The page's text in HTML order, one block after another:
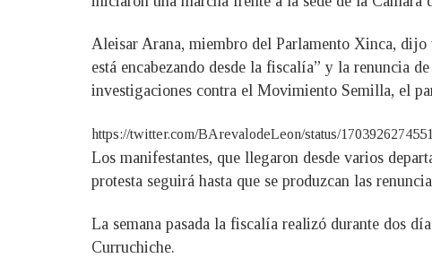
Aleisar Arana, miembro del Parlamento Xinca, dijo
está encabezando desde la fiscalía” y la renuncia
investigaciones contra el Movimiento Semilla, el
https://twitter.com/BArevalodeLeon/status/
Los manifestantes, que llegaron desde varios
protesta seguirá hasta que se produzcan las
La semana pasada la fiscalía realizó durante dos
Curruchiche.